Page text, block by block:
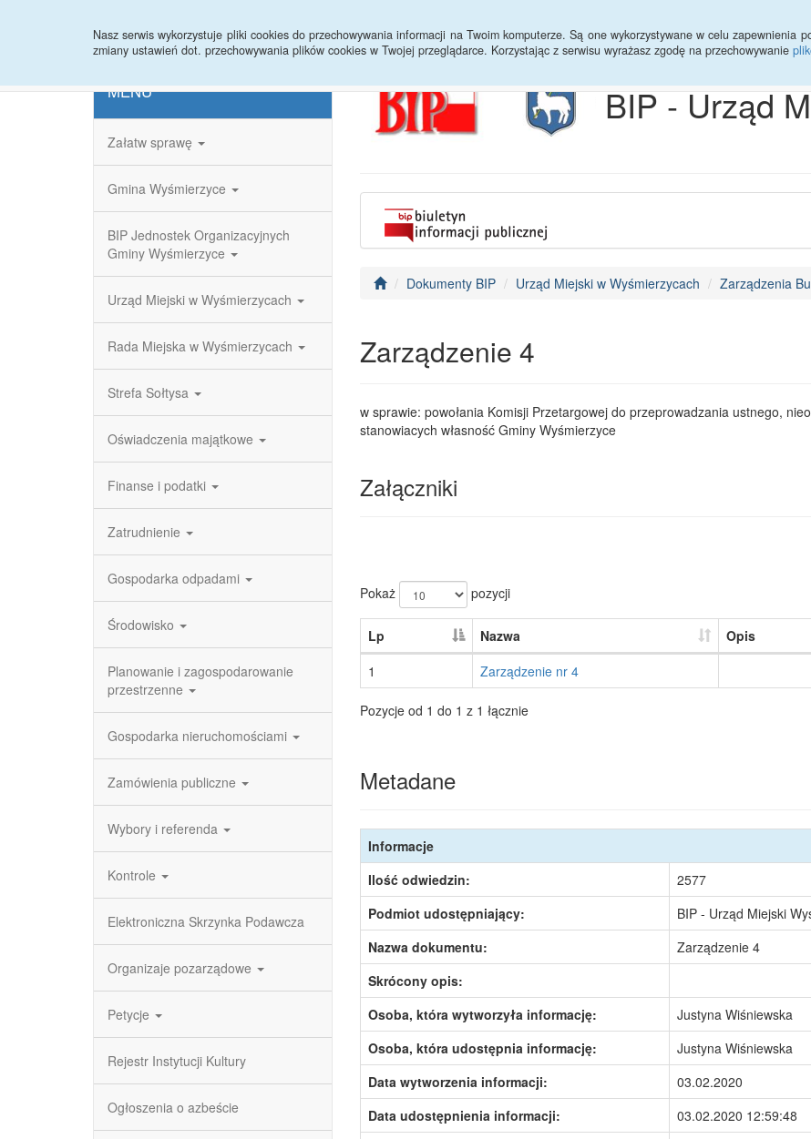
Nasz serwis wykorzystuje pliki cookies do przechowywania informacji na Twoim komputerze. Są one wykorzystywane w celu zapewnienia
zmiany ustawień dot. przechowywania plików cookies w Twojej przeglądarce. Korzystając z serwisu wyrażasz zgodę na przechowywanie
MENU
Załatw sprawę
Gmina Wyśmierzyce
BIP Jednostek Organizacyjnych
Gminy Wyśmierzyce
Urząd Miejski w Wyśmierzycach
Rada Miejska w Wyśmierzycach
Strefa Sołtysa
Oświadczenia majątkowe
Finanse i podatki
Zatrudnienie
Gospodarka odpadami
Środowisko
Planowanie i zagospodarowanie
przestrzenne
Gospodarka nieruchomościami
Zamówienia publiczne
Wybory i referenda
Kontrole
Elektroniczna Skrzynka Podawcza
Organizaje pozarządowe
Petycje
Rejestr Instytucji Kultury
Ogłoszenia o azbeście
BIP - Urząd
Dokumenty BIP Urząd Miejski w Wyśmierzycach Zarządzenia
Zarządzenie 4
w sprawie: powołania Komisji Przetargowej do przeprowadzania ustnego,
stanowiacych własność Gminy Wyśmierzyce
Załączniki
Pokaż pozycji
Lp Nazwa Opis
1
Zarządzenie nr 4
Pozycje od 1 do 1 z 1 łącznie
Metadane
Informacje
Ilość odwiedzin:
2577
Podmiot udostępniający:
BIP - Urząd Miejski
Nazwa dokumentu:
Zarządzenie 4
Skrócony opis:
Osoba, która wytworzyła informację:
Justyna Wiśniewska
Osoba, która udostępnia informację:
Justyna Wiśniewska
Data wytworzenia informacji:
03.02.2020
Data udostępnienia informacji:
03.02.2020 12:59:48